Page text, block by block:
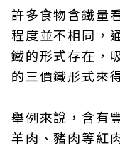
許多食物含鐵量
程度並不相同，
鐵的形式存在，
的三價鐵形式來
舉例來說，含有
羊肉、豬肉等紅